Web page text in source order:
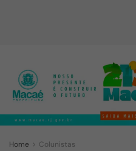
Home Colunistas